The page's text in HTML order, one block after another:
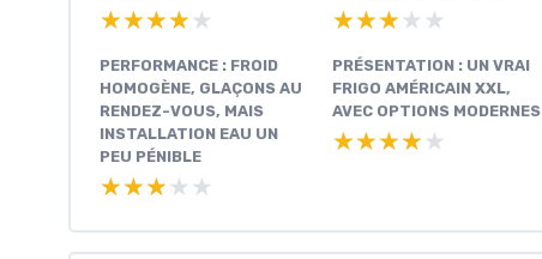
★★★★★
★★★★★ ★★★★★
★★★★★
PERFORMANCE : FROID
HOMOGÈNE, GLAÇONS AU
RENDEZ-VOUS, MAIS
INSTALLATION EAU UN
PEU PÉNIBLE
★★★★★
★★★★★
PRÉSENTATION : UN VRAI
FRIGO AMÉRICAIN XXL,
AVEC OPTIONS MODERNES
★★★★★
★★★★★